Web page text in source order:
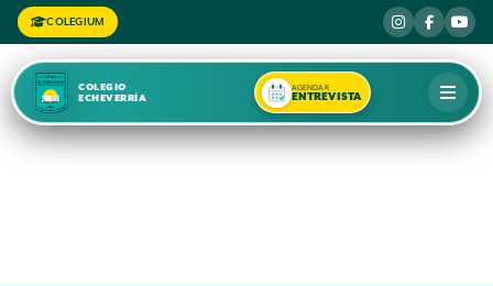
COLEGIUM
COLEGIO
ECHEVERRÍA
AGENDAR
ENTREVISTA